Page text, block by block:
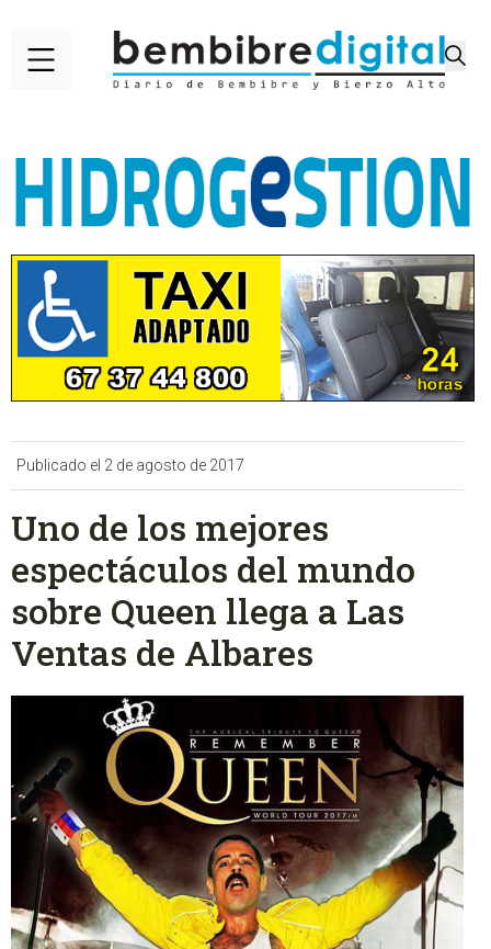
Publicado el 2 de agosto de 2017
Uno de los mejores
espectáculos del mundo
sobre Queen llega a Las
Ventas de Albares